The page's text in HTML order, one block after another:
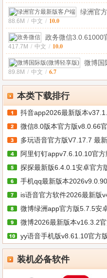
绿洲官
88.6M / 中文 / 10.0
政务微信3.0.61000
417.7M / 中文 / 10.0
微博国
89.8M / 中文 / 6.7
本类下载排行
抖音app2026最新版本
微信8.0版本官方版v8.0.66
多玩语音官方版V7.17.7 最
阿里钉钉appv7.6.10.10官方
探探最新版6.4.0.1安卓官方
手机qq最新版本
is语音官方软件2026最新版
微博绿洲app官方版5.7.5安
微博2026最新版本v16.3.2
yy语音手机版v8.61.10官方
装机必备软件